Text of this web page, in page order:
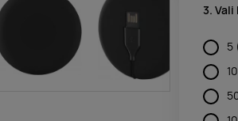
3. Vali
5
10